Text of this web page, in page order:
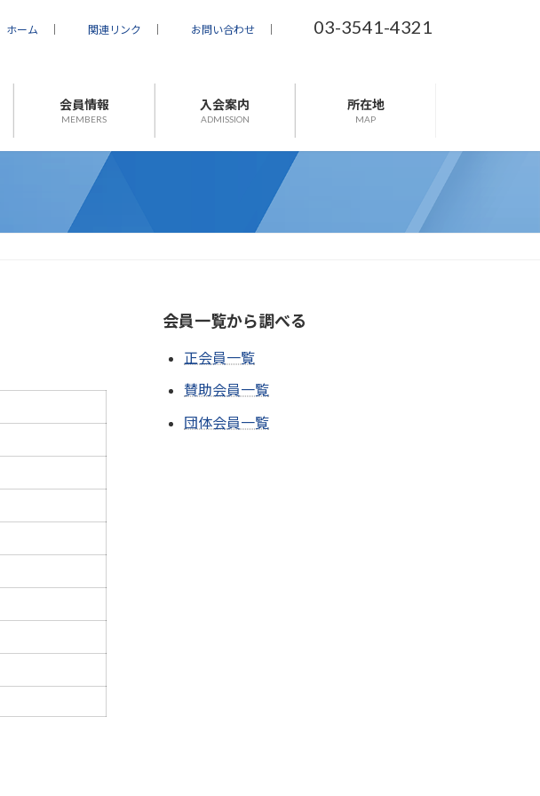
ホーム 関連リンク お問い合わせ｜ 03-3541-4321
会員情報
MEMBERS
入会案内
ADMISSION
所在地
MAP
会員一覧から調べる
正会員一覧
賛助会員一覧
団体会員一覧